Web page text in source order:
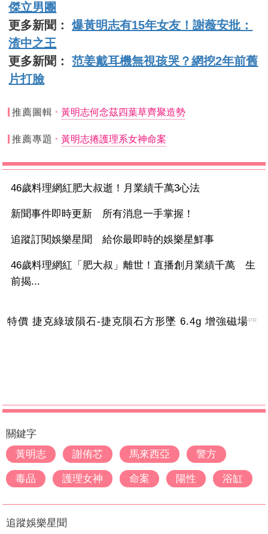
傑立男團
更多新聞：爆黃明志有15年女友！謝薇安批：
渣中之王
更多新聞：范姜戴耳機無視孩哭？網挖2年前舊
片打臉
推薦圖輯 黃明志何念茲四葉草齊聚造勢
推薦專題 黃明志捲護理系女神命案
46歲料理網紅肥大叔逝！月業績千萬3心法
新聞事件即時更新 所有消息一手掌握！
追蹤訂閱娛樂星聞 給你最即時的娛樂星鮮事
46歲料理網紅「肥大叔」離世！直播創月業績千萬 生
前揭...
特價 捷克綠玻隕石-捷克隕石方形墜 6.4g 增強磁場PR
關鍵字
黃明志
謝侑芯 馬來西亞 警方
毒品 護理女神 命案 陽性 浴缸
追蹤娛樂星聞